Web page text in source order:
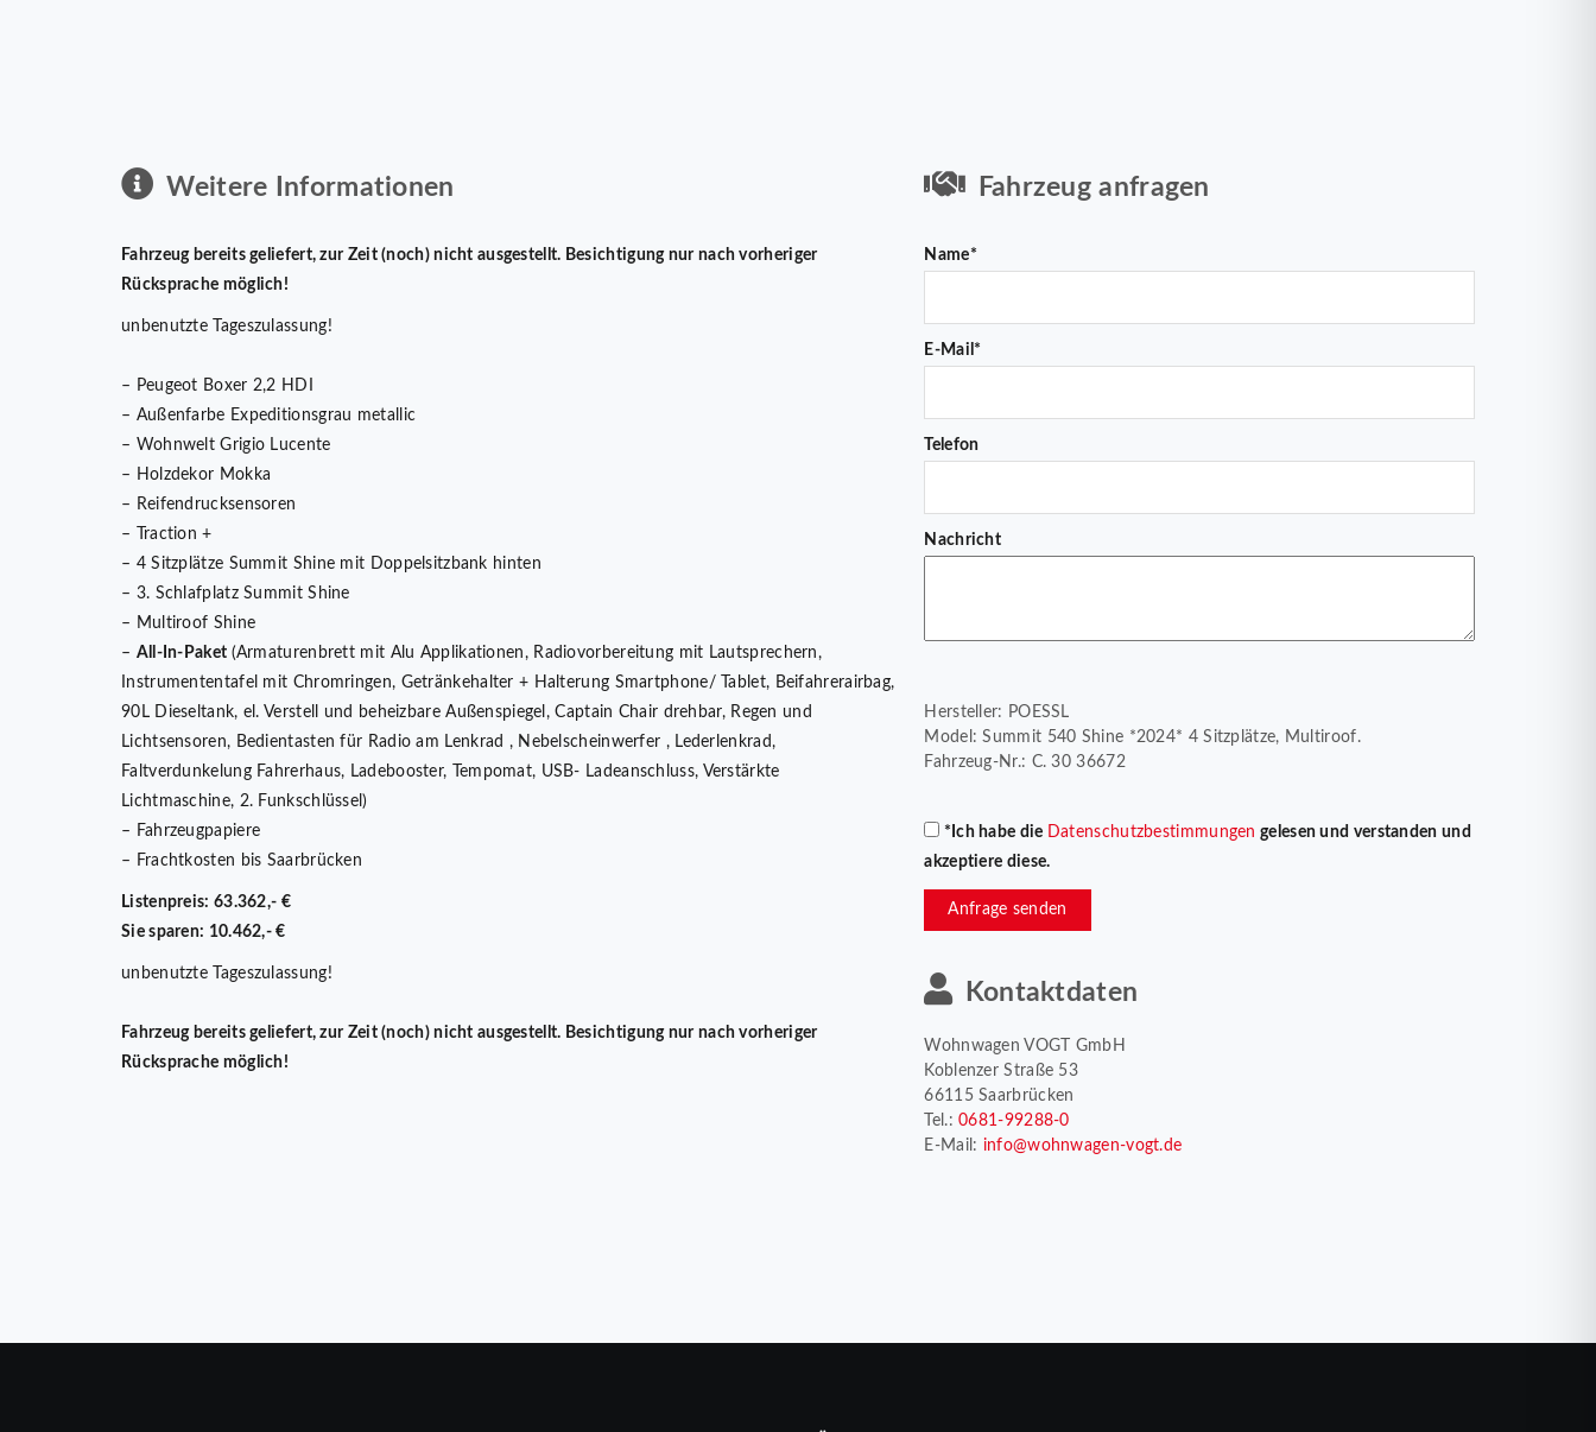
Weitere Informationen
Fahrzeug bereits geliefert, zur Zeit (noch) nicht ausgestellt. Besichtigung nur nach vorheriger
Rücksprache möglich!
unbenutzte Tageszulassung!
– Peugeot Boxer 2,2 HDI
– Außenfarbe Expeditionsgrau metallic
– Wohnwelt Grigio Lucente
– Holzdekor Mokka
– Reifendrucksensoren
– Traction +
– 4 Sitzplätze Summit Shine mit Doppelsitzbank hinten
– 3. Schlafplatz Summit Shine
– Multiroof Shine
– All-In-Paket (Armaturenbrett mit Alu Applikationen, Radiovorbereitung mit Lautsprechern,
Instrumententafel mit Chromringen, Getränkehalter + Halterung Smartphone/ Tablet, Beifahrerairbag,
90L Dieseltank, el. Verstell und beheizbare Außenspiegel, Captain Chair drehbar, Regen und
Lichtsensoren, Bedientasten für Radio am Lenkrad , Nebelscheinwerfer , Lederlenkrad,
Faltverdunkelung Fahrerhaus, Ladebooster, Tempomat, USB- Ladeanschluss, Verstärkte
Lichtmaschine, 2. Funkschlüssel)
– Fahrzeugpapiere
– Frachtkosten bis Saarbrücken
Listenpreis: 63.362,- €
Sie sparen: 10.462,- €
unbenutzte Tageszulassung!
Fahrzeug bereits geliefert, zur Zeit (noch) nicht ausgestellt. Besichtigung nur nach vorheriger
Rücksprache möglich!
Fahrzeug anfragen
Name*
E-Mail*
Telefon
Nachricht
Hersteller: POESSL
Model: Summit 540 Shine *2024* 4 Sitzplätze, Multiroof.
Fahrzeug-Nr.: C. 30 36672
*Ich habe die Datenschutzbestimmungen gelesen und verstanden und
akzeptiere diese.
Anfrage senden
Kontaktdaten
Wohnwagen VOGT GmbH
Koblenzer Straße 53
66115 Saarbrücken
Tel.:0681-99288-0
E-Mail: info@wohnwagen-vogt.de